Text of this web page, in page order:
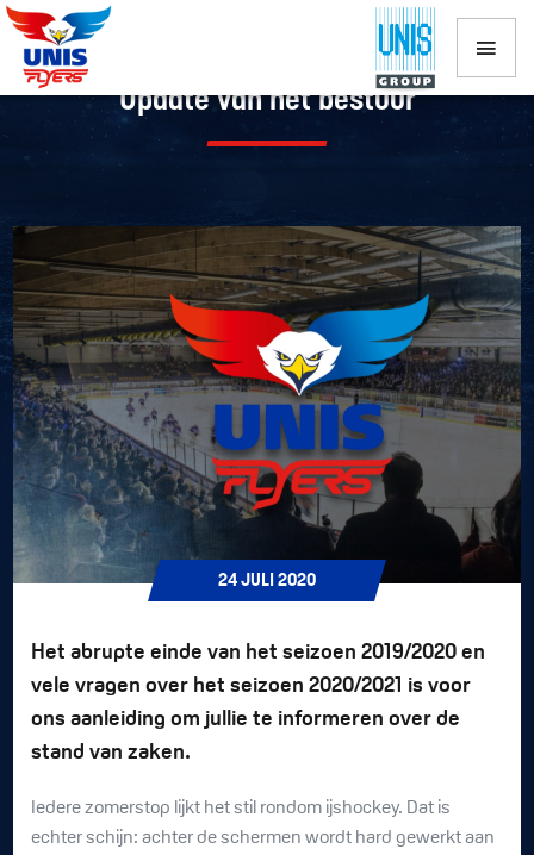
Update van het bestuur
24 JULI 2020
Het abrupte einde van het seizoen 2019/2020 en
vele vragen over het seizoen 2020/2021 is voor
ons aanleiding om jullie te informeren over de
stand van zaken.
Iedere zomerstop lijkt het stil rondom ijshockey. Dat is
echter schijn: achter de schermen wordt hard gewerkt aan